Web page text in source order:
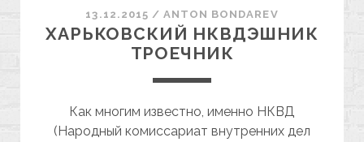
13.12.2015 / ANTON BONDAREV
ХАРЬКОВСКИЙ НКВДЭШНИК
ТРОЕЧНИК
Как многим известно, именно НКВД
(Народный комиссариат внутренних дел